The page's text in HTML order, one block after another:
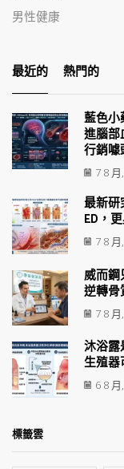
男性健康
最近的 熱門的
藍色小
進腦部
行銷噱
7 8
最新研
ED，
7 8
威而鋼
逆轉骨
7 8
沐浴露
生殖器
6 8
標籤雲